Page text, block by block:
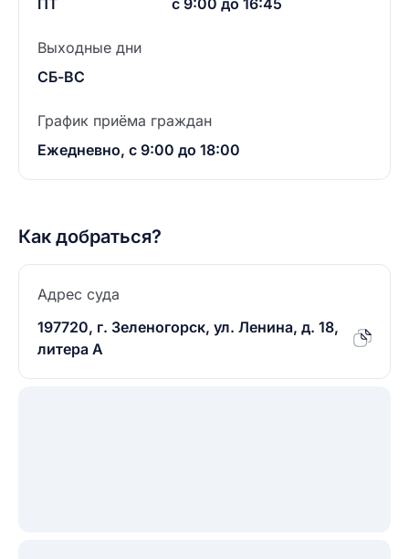
ПТ
с 9:00 до 16:45
Выходные дни
СБ-ВС
График приёма граждан
Ежедневно, с 9:00 до 18:00
Как добраться?
Адрес суда
197720, г. Зеленогорск, ул. Ленина, д. 18,
литера А